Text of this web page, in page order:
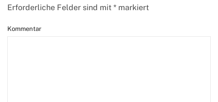
Erforderliche Felder sind mit * markiert
Kommentar